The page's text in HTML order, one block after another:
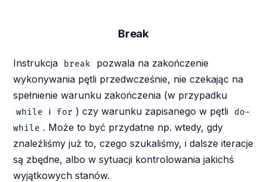
Break
Instrukcja break
pozwala na zakończenie
wykonywania pętli przedwcześnie, nie czekając na
spełnienie warunku zakończenia (w przypadku
while i for ) czy warunku zapisanego w pętli
do-
while . Może to być przydatne np. wtedy, gdy
znaleźliśmy już to, czego szukaliśmy, i dalsze iteracje
są zbędne, albo w sytuacji kontrolowania jakichś
wyjątkowych stanów.